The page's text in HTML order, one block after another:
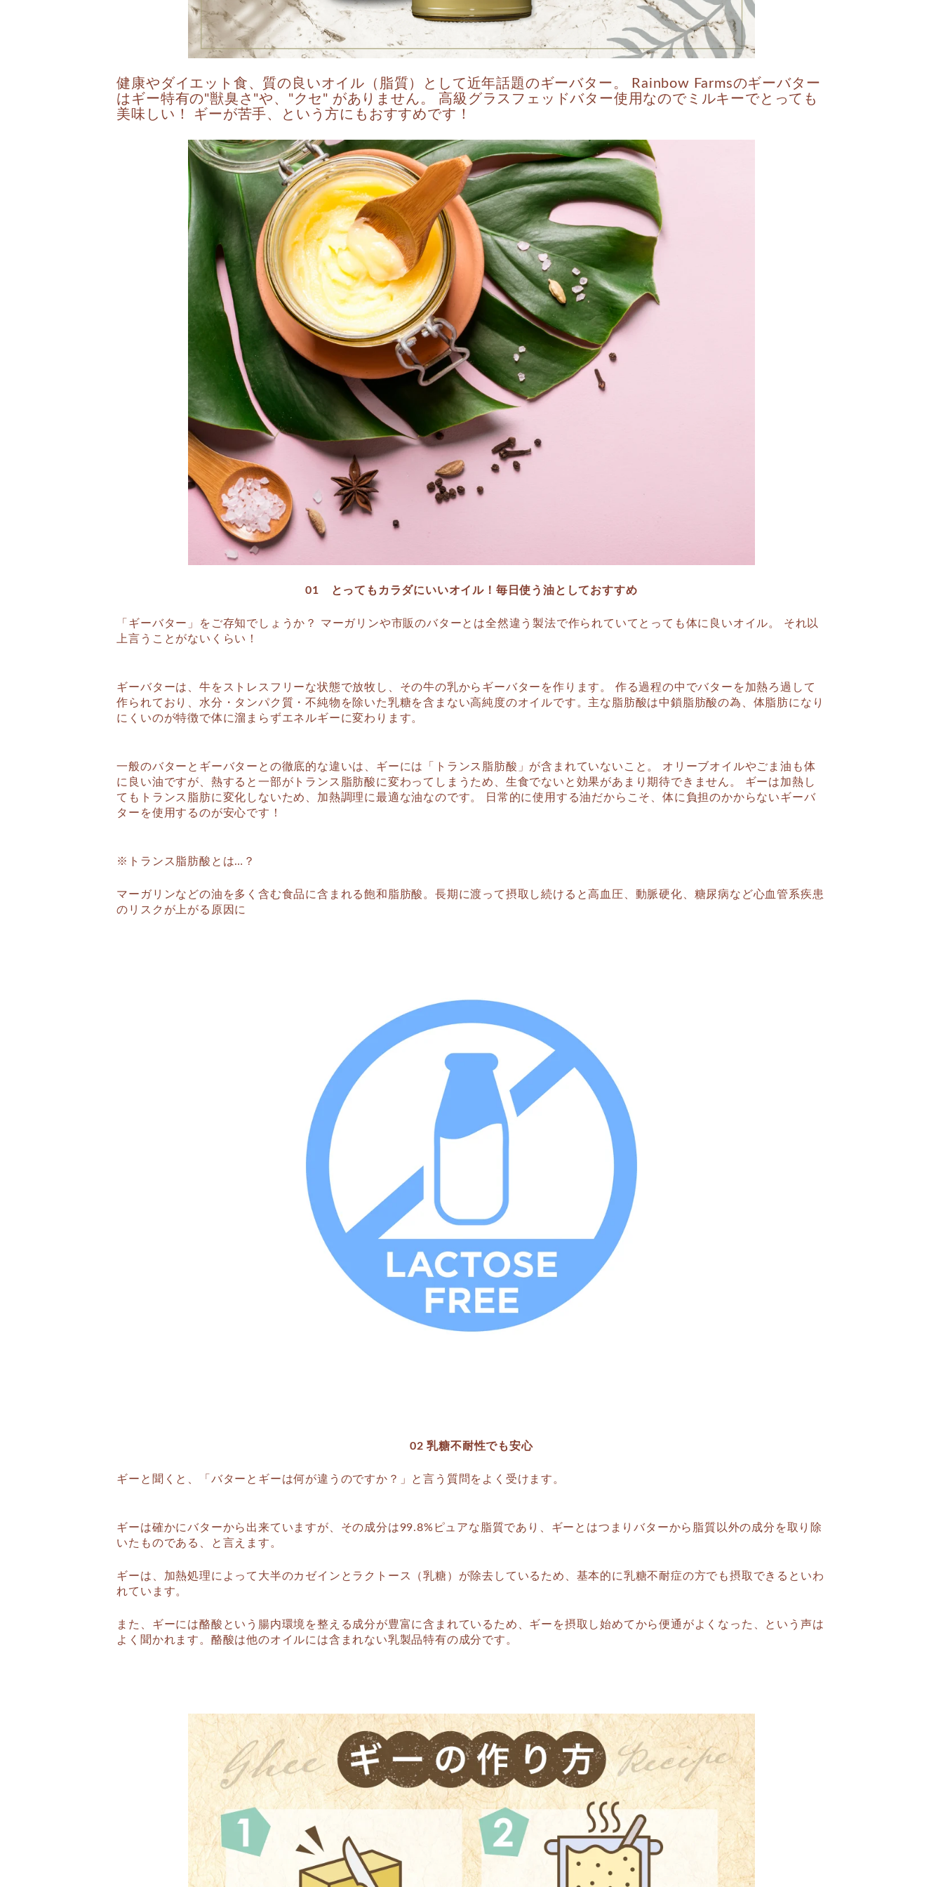
健康やダイエット食、質の良いオイル（脂質）として近年話題のギーバター。 Rainbow Farmsのギーバター
はギー特有の"獣臭さ"や、"クセ" がありません。 高級グラスフェッドバター使用なのでミルキーでとっても
美味しい！ ギーが苦手、という方にもおすすめです！
01 とってもカラダにいいオイル！毎日使う油としておすすめ
「ギーバター」をご存知でしょうか？ マーガリンや市販のバターとは全然違う製法で作られていてとっても体に良いオイル。 それ以
上言うことがないくらい！
ギーバターは、牛をストレスフリーな状態で放牧し、その牛の乳からギーバターを作ります。 作る過程の中でバターを加熱ろ過して
作られており、水分・タンパク質・不純物を除いた乳糖を含まない高純度のオイルです。主な脂肪酸は中鎖脂肪酸の為、体脂肪になり
にくいのが特徴で体に溜まらずエネルギーに変わります。
一般のバターとギーバターとの徹底的な違いは、ギーには「トランス脂肪酸」が含まれていないこと。 オリーブオイルやごま油も体
に良い油ですが、熱すると一部がトランス脂肪酸に変わってしまうため、生食でないと効果があまり期待できません。 ギーは加熱し
てもトランス脂肪に変化しないため、加熱調理に最適な油なのです。 日常的に使用する油だからこそ、体に負担のかからないギーバ
ターを使用するのが安心です！
※トランス脂肪酸とは…？
マーガリンなどの油を多く含む食品に含まれる飽和脂肪酸。長期に渡って摂取し続けると高血圧、動脈硬化、糖尿病など心血管系疾患
のリスクが上がる原因に
02 乳糖不耐性でも安心
ギーと聞くと、「バターとギーは何が違うのですか？」と言う質問をよく受けます。
ギーは確かにバターから出来ていますが、その成分は99.8%ピュアな脂質であり、ギーとはつまりバターから脂質以外の成分を取り除
いたものである、と言えます。
ギーは、加熱処理によって大半のカゼインとラクトース（乳糖）が除去しているため、基本的に乳糖不耐症の方でも摂取できるといわ
れています。
また、ギーには酪酸という腸内環境を整える成分が豊富に含まれているため、ギーを摂取し始めてから便通がよくなった、という声は
よく聞かれます。酪酸は他のオイルには含まれない乳製品特有の成分です。